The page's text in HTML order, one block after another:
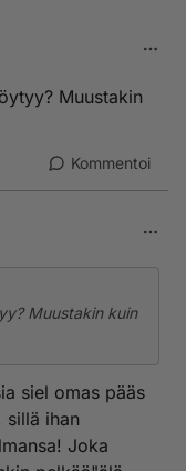
Muustakin
Kommentoi
Muustakin kuin
siel omas pääs
sillä ihan
Joka